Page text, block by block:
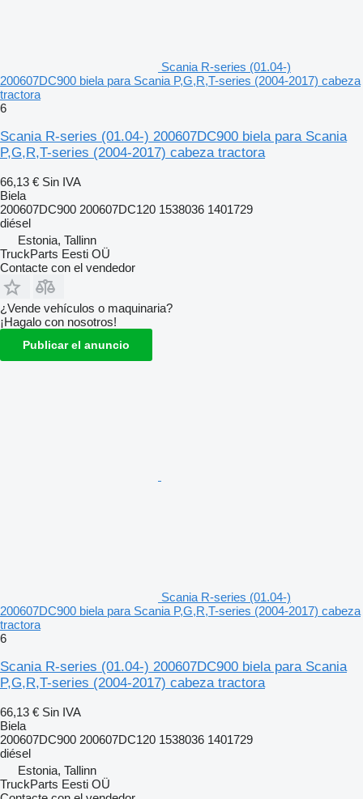
Scania R-series (01.04-)
200607DC900 biela para Scania P,G,R,T-series (2004-2017) cabeza
tractora
6
Scania R-series (01.04-) 200607DC900 biela para Scania
P,G,R,T-series (2004-2017) cabeza tractora
66,13 € Sin IVA
Biela
200607DC900 200607DC120 1538036 1401729
diésel
Estonia, Tallinn
TruckParts Eesti OÜ
Contacte con el vendedor
¿Vende vehículos o maquinaria?
¡Hagalo con nosotros!
Publicar el anuncio
Scania R-series (01.04-)
200607DC900 biela para Scania P,G,R,T-series (2004-2017) cabeza
tractora
6
Scania R-series (01.04-) 200607DC900 biela para Scania
P,G,R,T-series (2004-2017) cabeza tractora
66,13 € Sin IVA
Biela
200607DC900 200607DC120 1538036 1401729
diésel
Estonia, Tallinn
TruckParts Eesti OÜ